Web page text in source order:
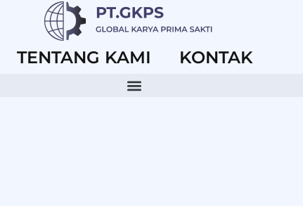
TENTANG KAMI KONTAK